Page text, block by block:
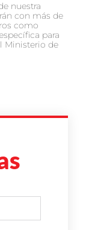
nuestra
con más de
como
para
Ministerio de